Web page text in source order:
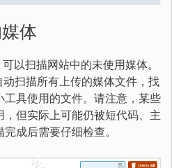
体
以扫描网站中的未使用媒体。
动扫描所有上传的媒体文件，找
工具使用的文件。请注意，某些
但实际上可能仍被短代码、主
成后需要仔细检查。